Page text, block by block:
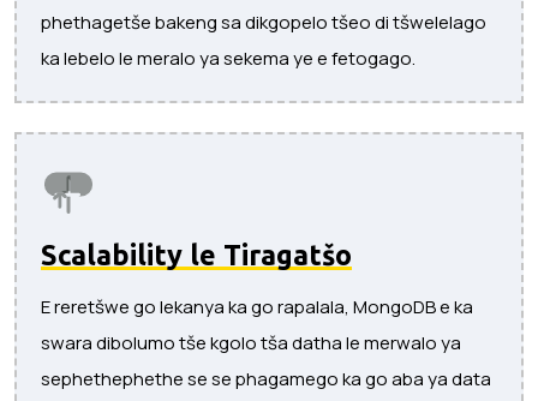
phethagetše bakeng sa dikgopelo tšeo di tšwelelago
ka lebelo le meralo ya sekema ye e fetogago.
Scalability le Tiragatšo
E reretšwe go lekanya ka go rapalala, MongoDB e ka
swara dibolumo tše kgolo tša datha le merwalo ya
sephethephethe se se phagamego ka go aba ya data